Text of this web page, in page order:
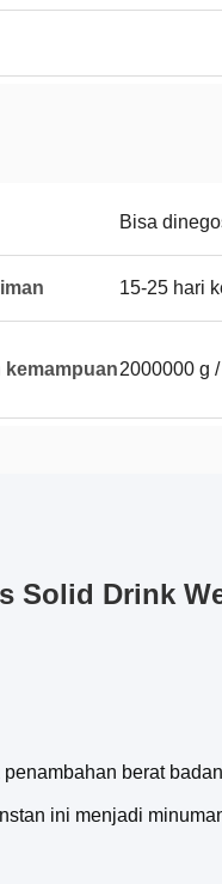
Bisa
15-25 hari
kemampuan2000000 g
Solid Drink
berat
ini menjadi